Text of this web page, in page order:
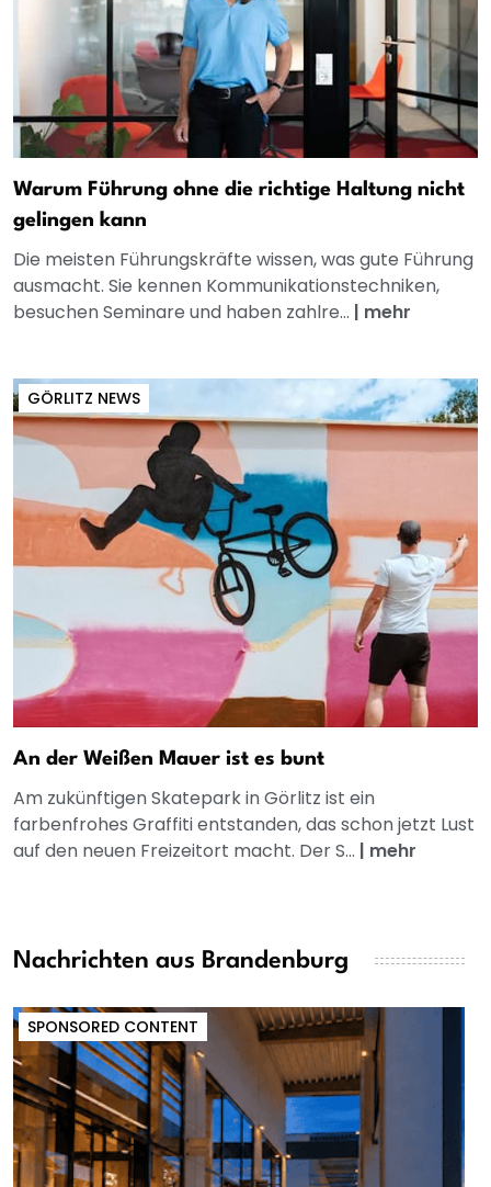
Warum Führung ohne die richtige Haltung nicht
gelingen kann
Die meisten Führungskräfte wissen, was gute Führung
ausmacht. Sie kennen Kommunikationstechniken,
besuchen Seminare und haben zahlre... | mehr
GÖRLITZ NEWS
An der Weißen Mauer ist es bunt
Am zukünftigen Skatepark in Görlitz ist ein
farbenfrohes Graffiti entstanden, das schon jetzt Lust
auf den neuen Freizeitort macht. Der S... | mehr
Nachrichten aus Brandenburg
SPONSORED CONTENT